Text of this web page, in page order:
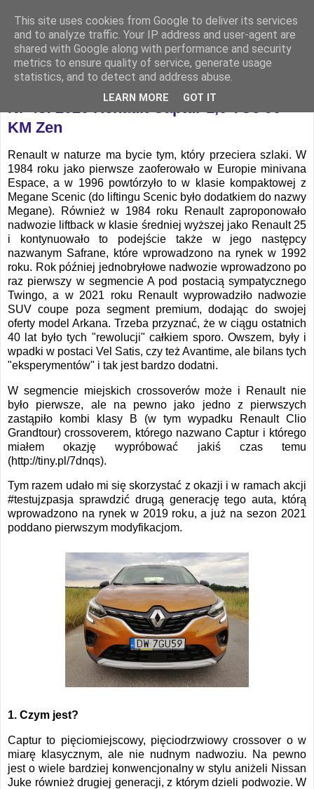
Nr 48: 2020 Renault Captur 1,0 TCe 90
KM Zen
Renault w naturze ma bycie tym, który przeciera szlaki. W
1984 roku jako pierwsze zaoferowało w Europie minivana
Espace, a w 1996 powtórzyło to w klasie kompaktowej z
Megane Scenic (do liftingu Scenic było dodatkiem do nazwy
Megane). Również w 1984 roku Renault zaproponowało
nadwozie liftback w klasie średniej wyższej jako Renault 25
i kontynuowało to podejście także w jego następcy
nazwanym Safrane, które wprowadzono na rynek w 1992
roku. Rok później jednobryłowe nadwozie wprowadzono po
raz pierwszy w segmencie A pod postacią sympatycznego
Twingo, a w 2021 roku Renault wyprowadziło nadwozie
SUV coupe poza segment premium, dodając do swojej
oferty model Arkana. Trzeba przyznać, że w ciągu ostatnich
40 lat było tych "rewolucji" całkiem sporo. Owszem, były i
wpadki w postaci Vel Satis, czy też Avantime, ale bilans tych
"eksperymentów" i tak jest bardzo dodatni.
W segmencie miejskich crossoverów może i Renault nie
było pierwsze, ale na pewno jako jedno z pierwszych
zastąpiło kombi klasy B (w tym wypadku Renault Clio
Grandtour) crossoverem, którego nazwano Captur i którego
miałem okazję wypróbować jakiś czas temu
(http://tiny.pl/7dnqs).
Tym razem udało mi się skorzystać z okazji i w ramach akcji
#testujzpasja sprawdzić drugą generację tego auta, którą
wprowadzono na rynek w 2019 roku, a już na sezon 2021
poddano pierwszym modyfikacjom.
1. Czym jest?
Captur to pięciomiejscowy, pięciodrzwiowy crossover o w
miarę klasycznym, ale nie nudnym nadwoziu. Na pewno
jest o wiele bardziej konwencjonalny w stylu aniżeli Nissan
Juke również drugiej generacji, z którym dzieli podwozie. W
This site uses cookies from Google to deliver its services
and to analyze traffic. Your IP address and user-agent are
shared with Google along with performance and security
metrics to ensure quality of service, generate usage
statistics, and to detect and address abuse.
LEARN MORE GOT IT